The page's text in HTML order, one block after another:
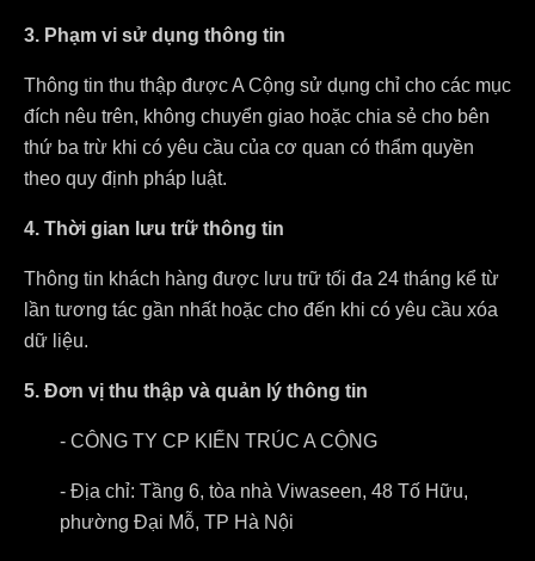
3. Phạm vi sử dụng thông tin
Thông tin thu thập được A Cộng sử dụng chỉ cho các mục
đích nêu trên, không chuyển giao hoặc chia sẻ cho bên
thứ ba trừ khi có yêu cầu của cơ quan có thẩm quyền
theo quy định pháp luật.
4. Thời gian lưu trữ thông tin
Thông tin khách hàng được lưu trữ tối đa 24 tháng kể từ
lần tương tác gần nhất hoặc cho đến khi có yêu cầu xóa
dữ liệu.
5. Đơn vị thu thập và quản lý thông tin
- CÔNG TY CP KIẾN TRÚC A CỘNG
- Địa chỉ: Tầng 6, tòa nhà Viwaseen, 48 Tố Hữu,
phường Đại Mỗ, TP Hà Nội